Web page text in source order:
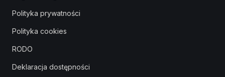
Polityka prywatności
Polityka cookies
RODO
Deklaracja dostępności